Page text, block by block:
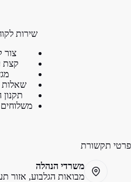
שירות
צור
קצת
שאלות
משלוחים
פרטי תקשורת
משרדי הנהלה
מבואות הגלבוע, אזור